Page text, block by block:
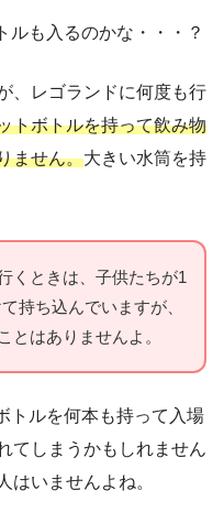
ルも入るのかな・・・？
、レゴランドに何度も行
トボトルを持って飲み物
ません。大きい水筒を持
くときは、子供たちが1
持ち込んでいますが、
とはありませんよ。
トルを何本も持って入場
てしまうかもしれません
はいませんよね。